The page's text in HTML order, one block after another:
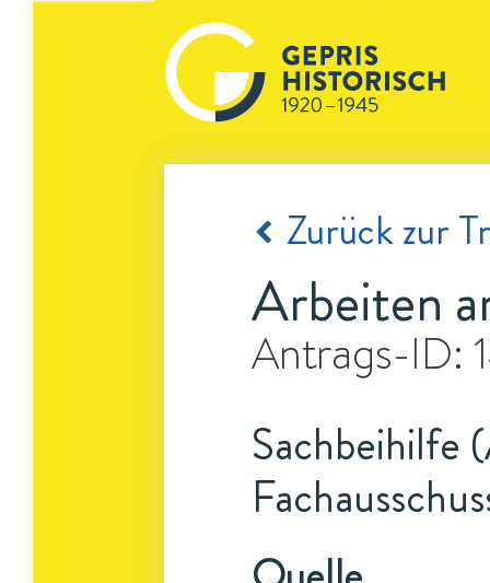
Zurück zur
Arbeiten
Antrags-ID:
Sachbeihilfe